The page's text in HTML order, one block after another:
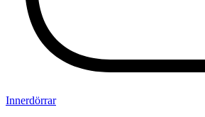
Innerdörrar